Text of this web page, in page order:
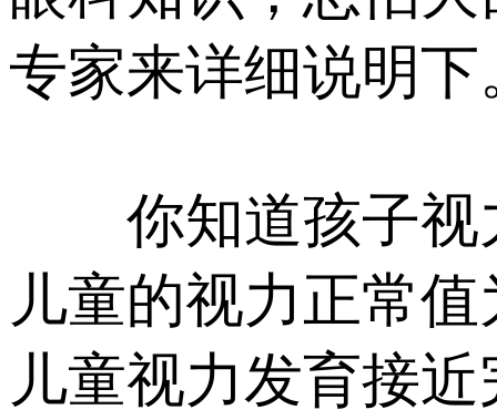
专家来详细说明下
你知道孩子视
儿童的视力正常
儿童视力发育接